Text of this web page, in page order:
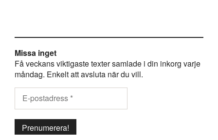
Missa inget
Få veckans viktigaste texter samlade i din inkorg varje
måndag. Enkelt att avsluta när du vill.